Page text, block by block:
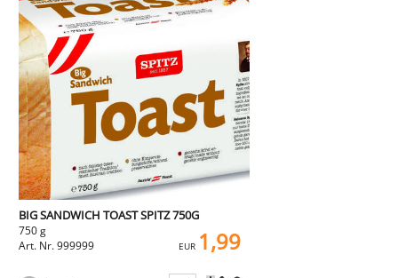
BIG SANDWICH TOAST SPITZ 750G
750 g
Art. Nr. 999999
EUR 1,99